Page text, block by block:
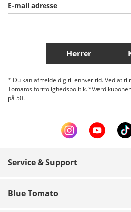
Belgique (Français) Danmark
Flere
E-mail adresse
Herrer
* Du kan afmelde dig til enhver tid. Ved at
Tomatos fortrolighedspolitik.
på 50.
Service & Support
Blue Tomato